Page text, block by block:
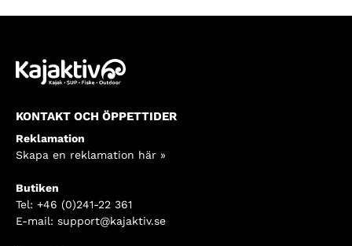
KONTAKT OCH ÖPPETTIDER
Reklamation
Skapa en reklamation här »
Butiken
Tel: +46 (0)241-22 361
E-mail: support@kajaktiv.se